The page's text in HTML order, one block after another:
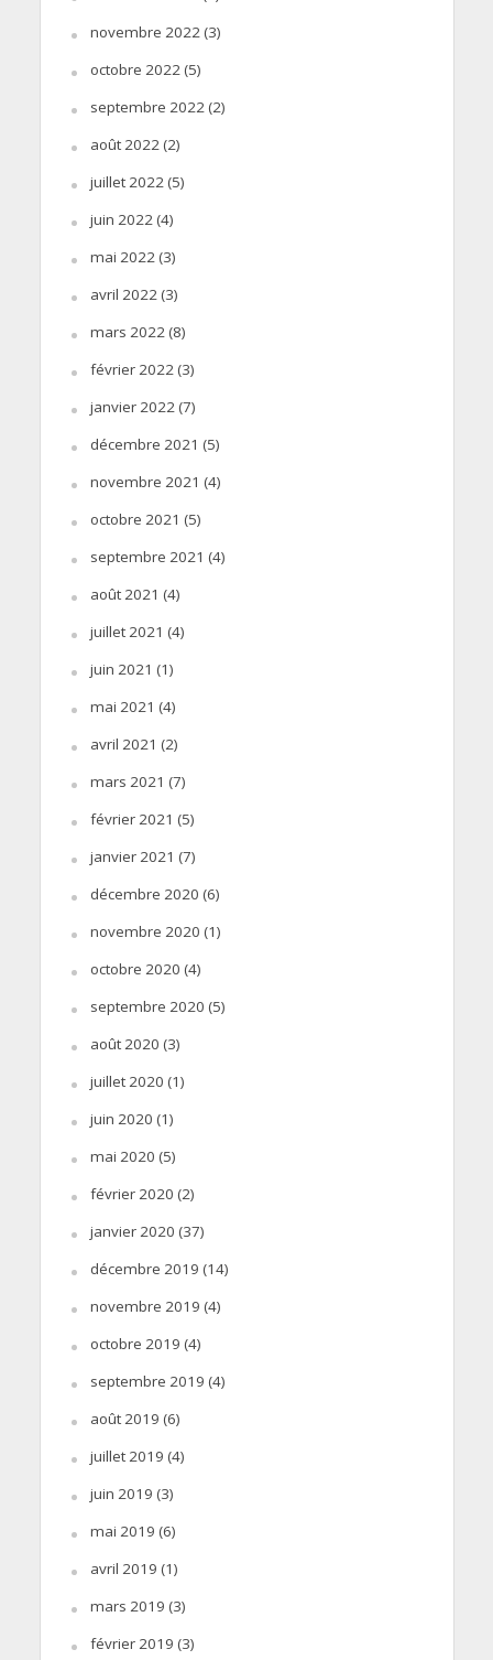
novembre 2022(3)
octobre 2022(5)
septembre 2022(2)
août 2022(2)
juillet 2022(5)
juin 2022(4)
mai 2022(3)
avril 2022(3)
mars 2022(8)
février 2022(3)
janvier 2022(7)
décembre 2021 (5)
novembre 2021 (4)
octobre 2021 (5)
septembre 2021 (4)
août 2021 (4)
juillet 2021 (4)
juin 2021 (1)
mai 2021 (4)
avril 2021 (2)
mars 2021 (7)
février 2021 (5)
janvier 2021 (7)
décembre 2020 (6)
novembre 2020 (1)
octobre 2020 (4)
septembre 2020 (5)
août 2020 (3)
juillet 2020 (1)
juin 2020 (1)
mai 2020 (5)
février 2020 (2)
janvier 2020 (37)
décembre 2019 (14)
novembre 2019 (4)
octobre 2019 (4)
septembre 2019 (4)
août 2019 (6)
juillet 2019 (4)
juin 2019 (3)
mai 2019 (6)
avril 2019 (1)
mars 2019 (3)
février 2019 (3)